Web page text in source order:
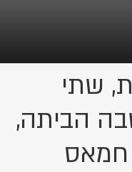
שתי
הביתה,
חמאס